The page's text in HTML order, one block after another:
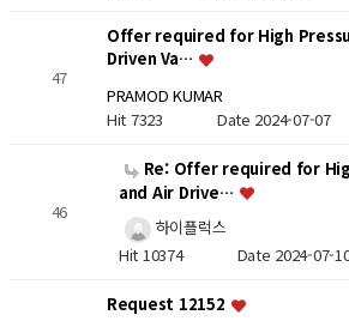
47
Offer required for High
Driven Va…
PRAMOD KUMAR
Hit 7323 Date 2024-07-07
46
Re: Offer required for
and Air Drive…
하이플럭스
Hit 10374 Date 2024-07-
Request 12152